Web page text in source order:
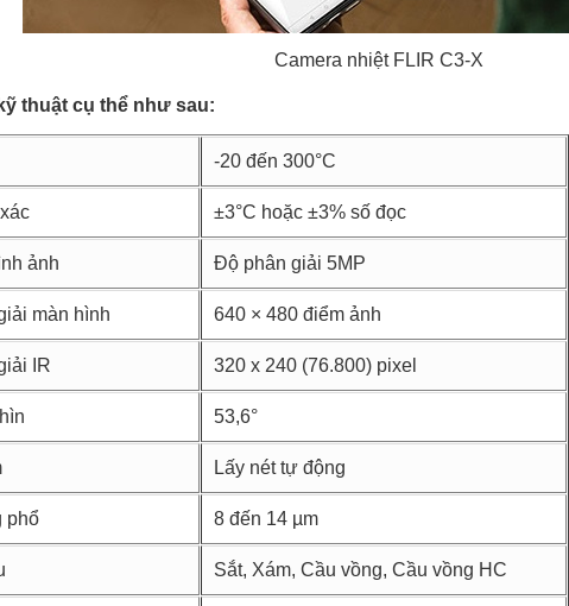
Camera nhiệt FLIR C3-X
thuật cụ thể như sau:
-20 đến 300°C
±3°C hoặc ±3% số đọc
ảnh Độ phân giải 5MP
màn hình 640 × 480 điểm ảnh
IR 320 x 240 (76.800) pixel
53,6°
Lấy nét tự động
phổ 8 đến 14 µm
Sắt, Xám, Cầu vồng, Cầu vồng HC